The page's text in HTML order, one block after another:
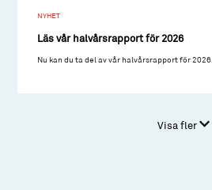
NYHET
Läs vår halvårsrapport för 2026
Nu kan du ta del av vår halvårsrapport för 2026.
Visa fler